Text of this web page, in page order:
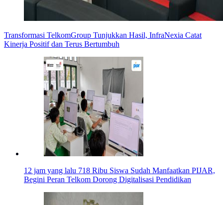
Transformasi TelkomGroup Tunjukkan Hasil, InfraNexia Catat
Kinerja Positif dan Terus Bertumbuh
12 jam yang lalu 718 Ribu Siswa Sudah Manfaatkan PIJAR,
Begini Peran Telkom Dorong Digitalisasi Pendidikan